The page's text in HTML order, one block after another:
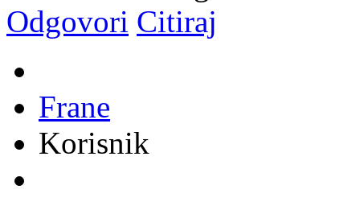
Odgovori Citiraj
Frane
Korisnik